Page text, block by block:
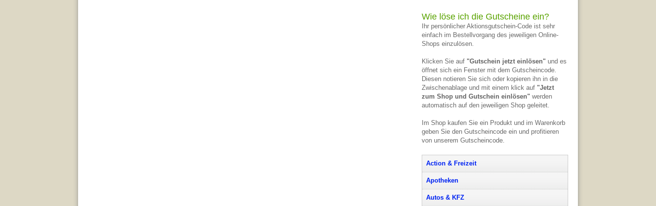
Wie löse ich die Gutscheine ein?
Ihr persönlicher Aktionsgutschein-Code ist sehr
einfach im Bestellvorgang des jeweiligen Online-
Shops einzulösen.
Klicken Sie auf "Gutschein jetzt einlösen" und es
öffnet sich ein Fenster mit dem Gutscheincode.
Diesen notieren Sie sich oder kopieren ihn in die
Zwischenablage und mit einem klick auf "Jetzt
zum Shop und Gutschein einlösen" werden
automatisch auf den jeweiligen Shop geleitet.
Im Shop kaufen Sie ein Produkt und im Warenkorb
geben Sie den Gutscheincode ein und profitieren
von unserem Gutscheincode.
Action & Freizeit
Apotheken
Autos & KFZ